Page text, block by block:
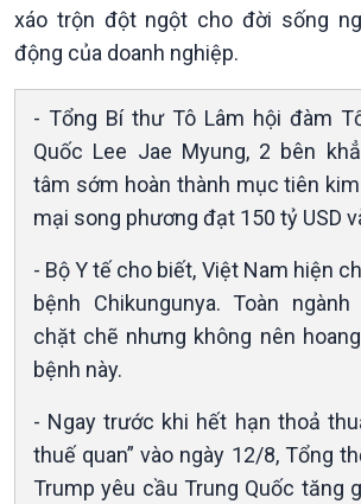
Xã hội
Tin Đời sống & Xã hội
360 độ Sức khỏe
Chuyển đổi Xanh
Tài nguyên và Môi trường
Chuyên gia của bạn
Bước chân đến trường
Khoa
Kết nối
Sống
khí hậu
xáo trộn đột ngột cho đời sống
động của doanh nghiệp.
- Tổng Bí thư Tô Lâm hội đàm
Quốc Lee Jae Myung, 2 bên
tâm sớm hoàn thành mục tiên
mại song phương đạt 150 tỷ USD
- Bộ Y tế cho biết, Việt Nam hiện
bệnh Chikungunya. Toàn
chặt chẽ nhưng không nên
bệnh này.
- Ngay trước khi hết hạn thoả
thuế quan” vào ngày 12/8, Tổng
Trump yêu cầu Trung Quốc tăng